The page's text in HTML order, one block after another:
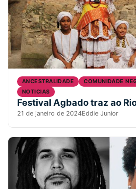
ANCESTRALIDADE COMUNIDADE
NOTICIAS
Festival Agbado traz ao
21 de janeiro de 2024Eddie Junior